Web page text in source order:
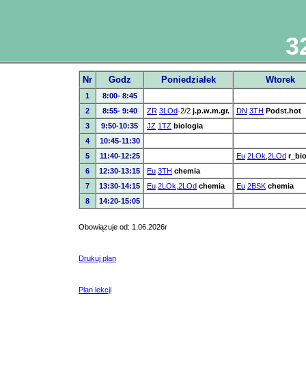
Nr Godz Poniedziałek Wtorek
1
8:00- 8:45
2
8:55- 9:40 ZR 3LOd-2/2 j.p.w.m.gr. DN 3TH Podst.hot
3
9:50-10:35 JZ 1TŻ biologia
4
10:45-11:30
5
11:40-12:25 Eu 2LOk 2LOd
6
12:30-13:15 Eu 3TH chemia
7
13:30-14:15 Eu 2LOk 2LOd chemia Eu 2BSK chemia
8
14:20-15:05
Obowiązuje od: 1.06.2026r
Drukuj plan
Plan lekcji